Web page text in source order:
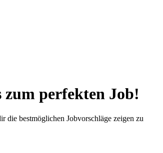
perfekten Job!
die bestmöglichen Jobvorschläge zeigen zu